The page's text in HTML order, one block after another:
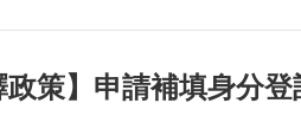
政策】申請補填身分